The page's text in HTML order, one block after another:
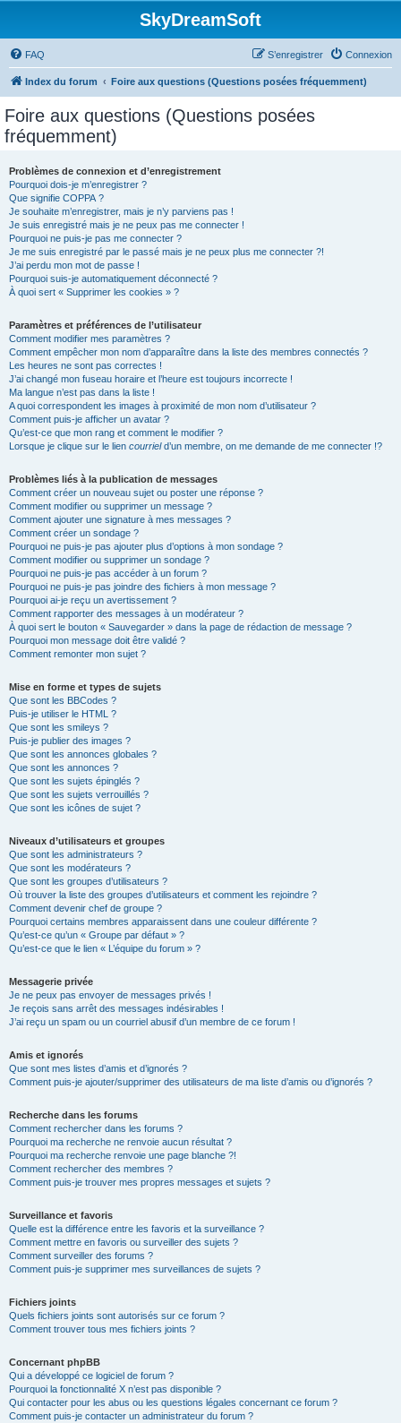
SkyDreamSoft
FAQ Connexion
S’enregistrer
Index du forum Foire aux questions (Questions posées fréquemment)
Foire aux questions (Questions posées
fréquemment)
Problèmes de connexion et d’enregistrement
Pourquoi dois-je m’enregistrer ?
Que signifie COPPA ?
Je souhaite m’enregistrer, mais je n’y parviens pas !
Je suis enregistré mais je ne peux pas me connecter !
Pourquoi ne puis-je pas me connecter ?
Je me suis enregistré par le passé mais je ne peux plus me connecter ?!
J’ai perdu mon mot de passe !
Pourquoi suis-je automatiquement déconnecté ?
À quoi sert « Supprimer les cookies » ?
Paramètres et préférences de l’utilisateur
Comment modifier mes paramètres ?
Comment empêcher mon nom d’apparaître dans la liste des membres connectés ?
Les heures ne sont pas correctes !
J’ai changé mon fuseau horaire et l’heure est toujours incorrecte !
Ma langue n’est pas dans la liste !
A quoi correspondent les images à proximité de mon nom d’utilisateur ?
Comment puis-je afficher un avatar ?
Qu’est-ce que mon rang et comment le modifier ?
Lorsque je clique sur le lien courrield’un membre, on me demande de me connecter !?
Problèmes liés à la publication de messages
Comment créer un nouveau sujet ou poster une réponse ?
Comment modifier ou supprimer un message ?
Comment ajouter une signature à mes messages ?
Comment créer un sondage ?
Pourquoi ne puis-je pas ajouter plus d’options à mon sondage ?
Comment modifier ou supprimer un sondage ?
Pourquoi ne puis-je pas accéder à un forum ?
Pourquoi ne puis-je pas joindre des fichiers à mon message ?
Pourquoi ai-je reçu un avertissement ?
Comment rapporter des messages à un modérateur ?
À quoi sert le bouton « Sauvegarder » dans la page de rédaction de message ?
Pourquoi mon message doit être validé ?
Comment remonter mon sujet ?
Mise en forme et types de sujets
Que sont les BBCodes ?
Puis-je utiliser le HTML ?
Que sont les smileys ?
Puis-je publier des images ?
Que sont les annonces globales ?
Que sont les annonces ?
Que sont les sujets épinglés ?
Que sont les sujets verrouillés ?
Que sont les icônes de sujet ?
Niveaux d’utilisateurs et groupes
Que sont les administrateurs ?
Que sont les modérateurs ?
Que sont les groupes d’utilisateurs ?
Où trouver la liste des groupes d’utilisateurs et comment les rejoindre ?
Comment devenir chef de groupe ?
Pourquoi certains membres apparaissent dans une couleur différente ?
Qu’est-ce qu’un « Groupe par défaut » ?
Qu’est-ce que le lien « L’équipe du forum » ?
Messagerie privée
Je ne peux pas envoyer de messages privés !
Je reçois sans arrêt des messages indésirables !
J’ai reçu un spam ou un courriel abusif d’un membre de ce forum !
Amis et ignorés
Que sont mes listes d’amis et d’ignorés ?
Comment puis-je ajouter/supprimer des utilisateurs de ma liste d’amis ou d’ignorés ?
Recherche dans les forums
Comment rechercher dans les forums ?
Pourquoi ma recherche ne renvoie aucun résultat ?
Pourquoi ma recherche renvoie une page blanche ?!
Comment rechercher des membres ?
Comment puis-je trouver mes propres messages et sujets ?
Surveillance et favoris
Quelle est la différence entre les favoris et la surveillance ?
Comment mettre en favoris ou surveiller des sujets ?
Comment surveiller des forums ?
Comment puis-je supprimer mes surveillances de sujets ?
Fichiers joints
Quels fichiers joints sont autorisés sur ce forum ?
Comment trouver tous mes fichiers joints ?
Concernant phpBB
Qui a développé ce logiciel de forum ?
Pourquoi la fonctionnalité X n’est pas disponible ?
Qui contacter pour les abus ou les questions légales concernant ce forum ?
Comment puis-je contacter un administrateur du forum ?